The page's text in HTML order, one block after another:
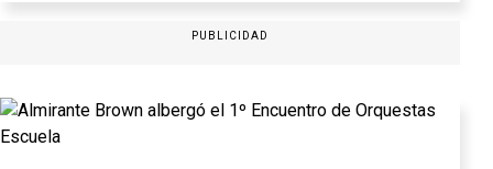
PUBLICIDAD